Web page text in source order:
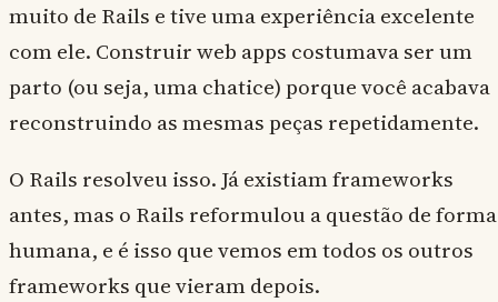
muito de Rails e tive uma experiência excelente
com ele. Construir web apps costumava ser um
parto (ou seja, uma chatice) porque você acabava
reconstruindo as mesmas peças repetidamente.
O Rails resolveu isso. Já existiam frameworks
antes, mas o Rails reformulou a questão de forma
humana, e é isso que vemos em todos os outros
frameworks que vieram depois.